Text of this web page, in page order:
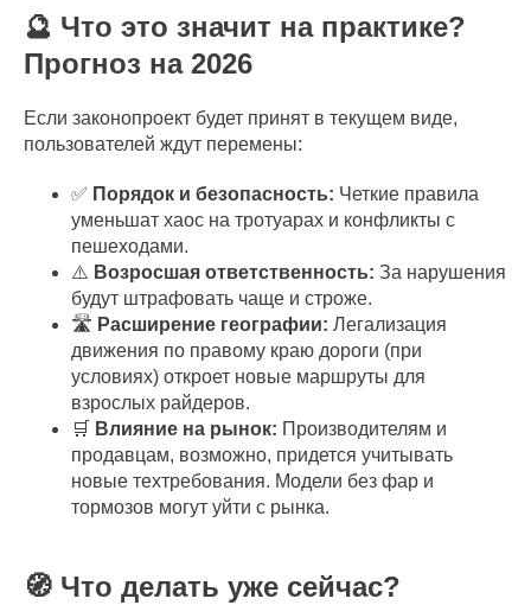
🔮 Что это значит на практике?
Прогноз на 2026
Если законопроект будет принят в текущем виде,
пользователей ждут перемены:
✅ Порядок и безопасность: Четкие правила
уменьшат хаос на тротуарах и конфликты с
пешеходами.
⚠️ Возросшая ответственность: За нарушения
будут штрафовать чаще и строже.
🛣️ Расширение географии: Легализация
движения по правому краю дороги (при
условиях) откроет новые маршруты для
взрослых райдеров.
🛒 Влияние на рынок: Производителям и
продавцам, возможно, придется учитывать
новые техтребования. Модели без фар и
тормозов могут уйти с рынка.
🧭 Что делать уже сейчас?